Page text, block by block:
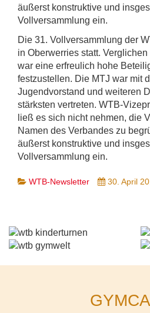
äußerst konstruktive und
Vollversammlung ein.
Die 31. Vollversammlung der
in Oberwerries statt.
war eine erfreulich hohe
festzustellen. Die MTJ war mit
Jugendvorstand und weiteren
stärksten vertreten. WTB-
ließ es sich nicht nehmen, die
Namen des Verbandes zu
äußerst konstruktive und
Vollversammlung ein.
WTB-Newsletter 30. April